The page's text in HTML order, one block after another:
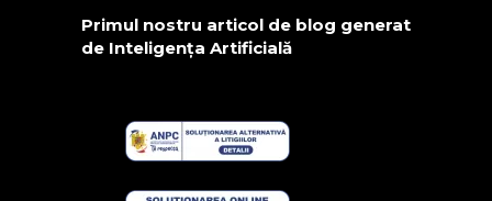
Primul nostru articol de blog generat
de Inteligența Artificială